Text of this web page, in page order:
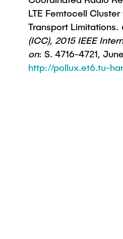
LTE Femtocell
Transport Limitations.
(ICC), 2015 IEEE
on: S. 4716-4721,
http://pollux.et6.tu-